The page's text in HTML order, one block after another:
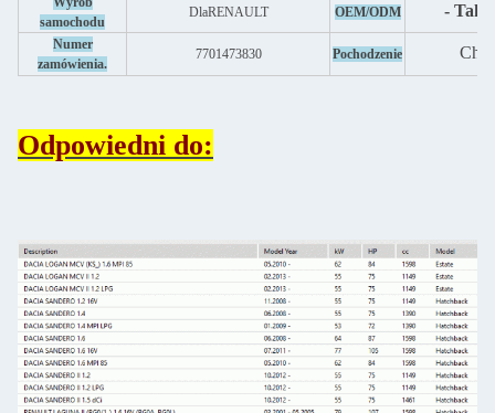
samochodu
DlaRENAULT OEM/ODM - Tak,
Numer
zamówienia.
7701473830 Pochodzenie
Odpowiedni do: